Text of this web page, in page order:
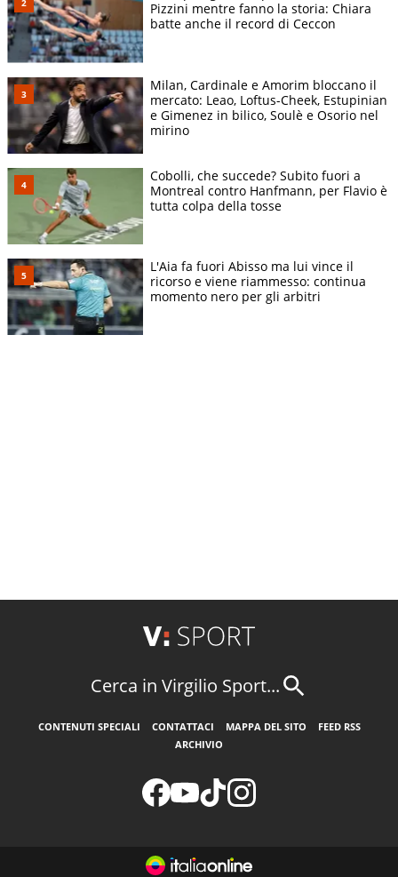
Pizzini mentre fanno la storia: Chiara
batte anche il record di Ceccon
Milan, Cardinale e Amorim bloccano il
mercato: Leao, Loftus-Cheek, Estupinian
e Gimenez in bilico, Soulè e Osorio nel
mirino
Cobolli, che succede? Subito fuori a
Montreal contro Hanfmann, per Flavio è
tutta colpa della tosse
L'Aia fa fuori Abisso ma lui vince il
ricorso e viene riammesso: continua
momento nero per gli arbitri
Cerca in Virgilio Sport...
CONTENUTI SPECIALI CONTATTACI MAPPA DEL SITO
FEED RSS
ARCHIVIO